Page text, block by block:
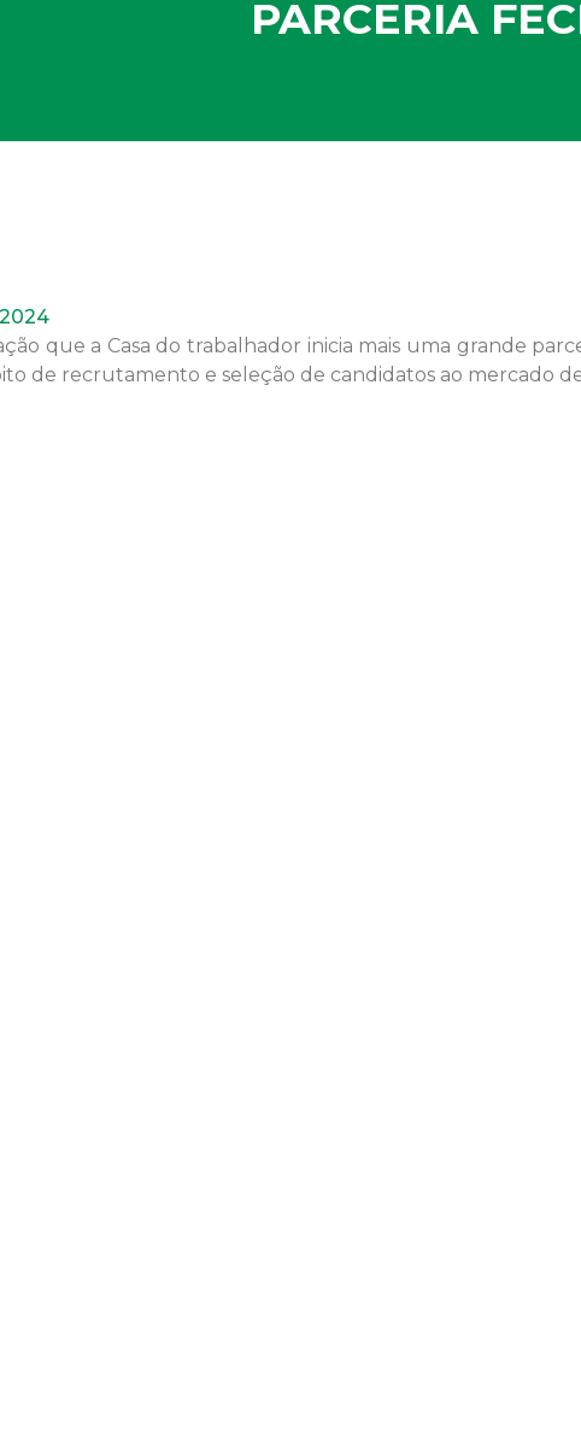
PARCERIA
que a Casa do trabalhador inicia mais uma grande
de recrutamento e seleção de candidatos ao mercado